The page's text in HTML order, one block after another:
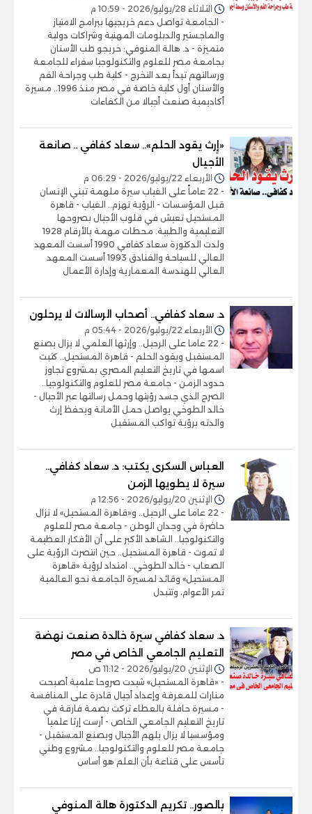
الثلاثاء 28/يوليو/2026 - 10:59 م
- الجامعة تواصل دعم خريجيها ببرامج الامتياز
والماجستير والدبلومات المهنية وشراكات دولية
متميزة - د. هالة المنوفي: خريجو طب الأسنان
بجامعة مصر للعلوم والتكنولوجيا سفراء للجامعة
ورسالتهم تبدأ بعد التخرج - كلية طب وجراحة الفم
والأسنان أول كلية خاصة في مصر منذ 1996.. مسيرة
أكاديمية صنعت أجيالا من الكفاءات
«إِرث يقود الحلم».. سعاد كفافي .. صانعة
الأجيال
الأربعاء 22/يوليو/2026 - 06:29 م
- 22 عاماً على الغياب سيرة ملهمة تبني الإنسان
قبل المؤسسات - الرؤية تهزم.. الغياب - قاهرة
المستحيل تعيش في قلوب الأجيال بصروحها
التعليمية والطبية. محطات مهمة بالأرقام 1928
ولدت الدكتورة سعاد كفافي 1990 أسست المعهد
العالي للسياحة والفنادق 1993 أسست المعهد
العالي للهندسة المعمارية وإدارة الأعمال
د. سعاد كفافي.. أصحاب الرسالات لا يرحلون
الأربعاء 22/يوليو/2026 - 05:44 م
- 22 عاما على الرحيل.. وإرثها العلمي لا يزال يصنع
المستقبل ويقود الحلم - قاهرة المستحيل.. كتبت
اسمها في تاريخ التعليم المصري بمشروع تجاوز
حدود الزمن - جامعة مصر للعلوم والتكنولوجيا..
الصرح الذي جسد رؤيتها وحمل رسالتها عبر الأجيال -
خالد الطوخي يواصل حمل الأمانة ويحفظ إرث
والدته برؤية تواكب المستقبل
العباس السكرى يكتب: د. سعاد كفافي..
سيرة لا يطويها الزمن
الإثنين 20/يوليو/2026 - 12:56 م
- 22 عاما على الرحيل.. و«قاهرة المستحيل» لا تزال
حاضرة في وجدان الوطن - جامعة مصر للعلوم
والتكنولوجيا.. الشاهد الأكبر على أن الأفكار العظيمة
لا تموت - قاهرة المستحيل.. حين انتصرت الرؤية على
الصعاب - خالد الطوخي.. امتداد لرؤية «قاهرة
المستحيل» وقائد لمسيرة الجامعة نحو العالمية
تمر الأعوام، وتتبدل
د. سعاد كفافي سيرة خالدة صنعت نهضة
التعليم الجامعي الخاص في مصر
الإثنين 20/يوليو/2026 - 11:12 ص
- «قاهرة المستحيل» شيدت صروحا علمية أصبحت
منارات للمعرفة وإعداد أجيال قادرة على المنافسة
- مسيرة حافلة بالعطاء تركت بصمة فارقة في
تاريخ التعليم الجامعي الخاص - أرست إرثا علميا
ومؤسسيا لا يزال يلهم الأجيال ويصنع المستقبل -
جامعة مصر للعلوم والتكنولوجيا.. مشروع وطني
تأسس على قناعة بأن العلم هو أساس
بالصور.. تكريم الدكتورة هالة المنوفي